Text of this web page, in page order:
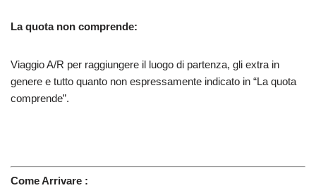
La quota non comprende:
Viaggio A/R per raggiungere il luogo di partenza, gli extra in
genere e tutto quanto non espressamente indicato in “La quota
comprende”.
Come Arrivare :